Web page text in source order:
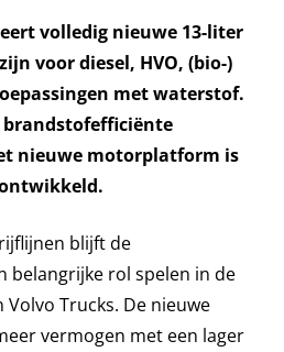
volledig nieuwe 13-liter
voor diesel, HVO, (bio-)
met waterstof.
brandstofefficiënte
nieuwe motorplatform is
blijft de
belangrijke rol spelen in de
Trucks. De nieuwe
vermogen met een lager